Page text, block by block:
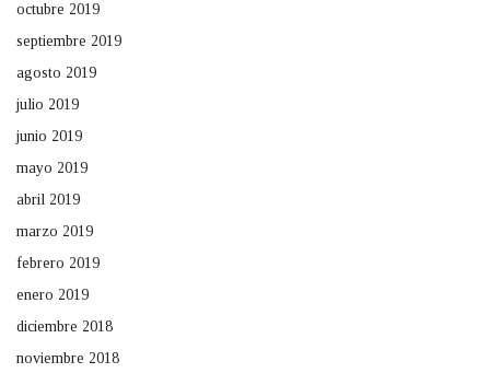
octubre 2019
septiembre 2019
agosto 2019
julio 2019
junio 2019
mayo 2019
abril 2019
marzo 2019
febrero 2019
enero 2019
diciembre 2018
noviembre 2018